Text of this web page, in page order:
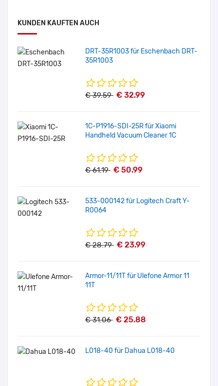
KUNDEN KAUFTEN AUCH
DRT-35R1003 für Eschenbach DRT-
35R1003
€ 39.59 € 32.99
1C-P1916-SDI-25R für Xiaomi
Handheld Vacuum Cleaner 1C
€ 61.19 € 50.99
533-000142 für Logitech Craft Y-
R0064
€ 28.79 € 23.99
Armor-11/11T für Ulefone Armor 11
11T
€ 31.06 € 25.88
L018-40 für Dahua L018-40